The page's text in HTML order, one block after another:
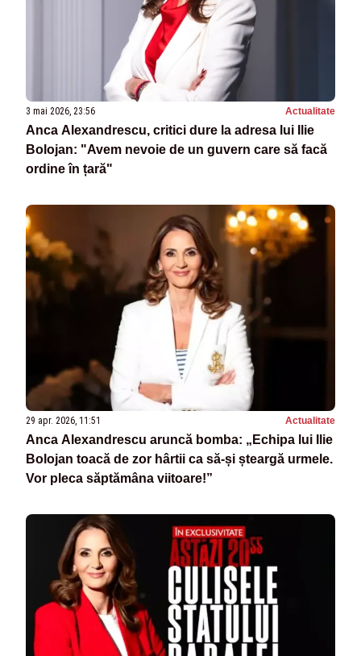
3 mai 2026, 23:56 Actualitate
Anca Alexandrescu, critici dure la adresa lui Ilie
Bolojan: "Avem nevoie de un guvern care să facă
ordine în țară"
29 apr. 2026, 11:51 Actualitate
Anca Alexandrescu aruncă bomba: „Echipa lui Ilie
Bolojan toacă de zor hârtii ca să-și șteargă urmele.
Vor pleca săptămâna viitoare!”